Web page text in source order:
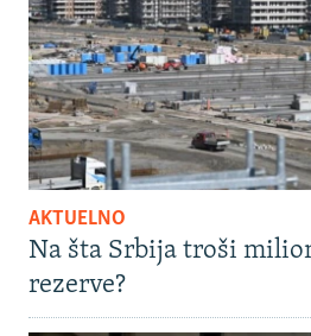
AKTUELNO
Na šta Srbija troši
rezerve?